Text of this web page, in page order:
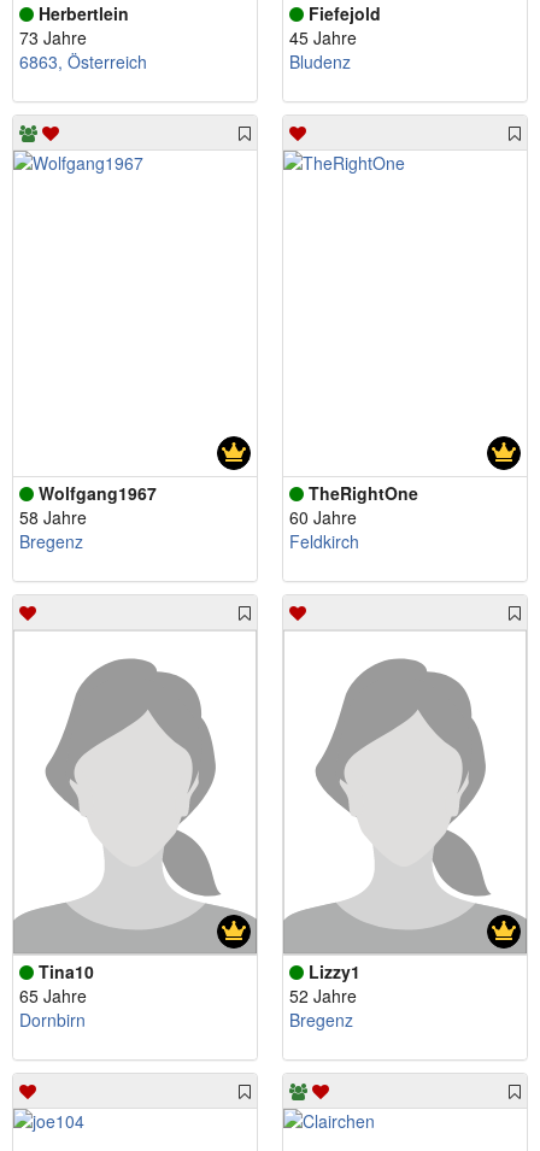
Herbertlein
73 Jahre
6863, Österreich
Fiefejold
45 Jahre
Bludenz
Wolfgang1967
58 Jahre
Bregenz
TheRightOne
60 Jahre
Feldkirch
Tina10
65 Jahre
Dornbirn
Lizzy1
52 Jahre
Bregenz